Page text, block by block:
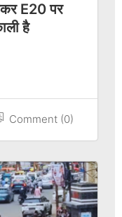
E20 पर
है
Comment (0)